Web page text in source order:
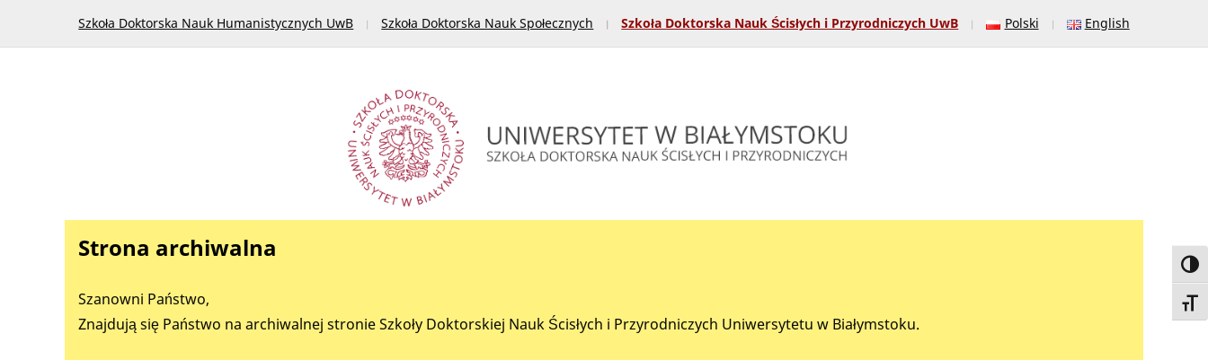
Szkoła Doktorska Nauk Humanistycznych UwB Szkoła Doktorska Nauk Społecznych Szkoła Doktorska Nauk Ścisłych i Przyrodniczych UwB Polski English
Strona archiwalna
Szanowni Państwo,
Znajdują się Państwo na archiwalnej stronie Szkoły Doktorskiej Nauk Ścisłych i Przyrodniczych Uniwersytetu w Białymstoku.